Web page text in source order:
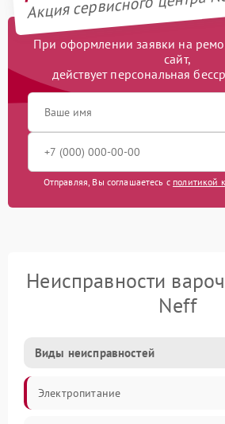
При оформлении заявки на
сайт,
действует персональная
Отправляя, Вы соглашаетесь с политикой
Неисправности
Neff
Виды неисправностей
Электропитание